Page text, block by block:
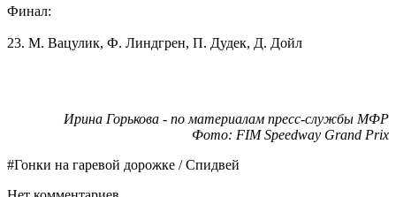
Финал:
23. М. Вацулик, Ф. Линдгрен, П. Дудек, Д. Дойл
Ирина Горькова - по материалам пресс-службы МФР
Фото: FIM Speedway Grand Prix
#Гонки на гаревой дорожке / Спидвей